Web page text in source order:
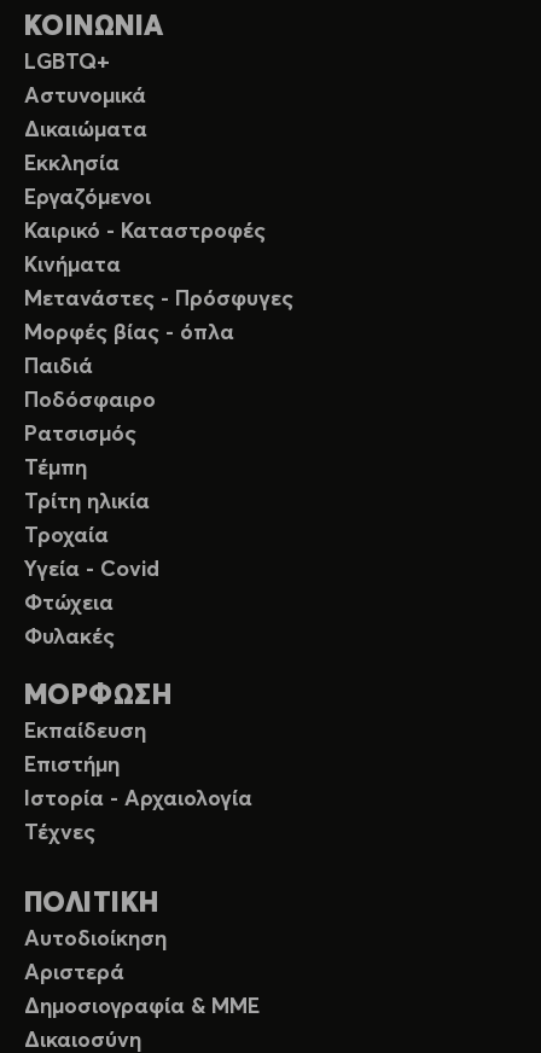
ΚΟΙΝΩΝΙΑ
LGBTQ+
Αστυνομικά
Δικαιώματα
Εκκλησία
Εργαζόμενοι
Καιρικό - Καταστροφές
Κινήματα
Μετανάστες - Πρόσφυγες
Μορφές βίας - όπλα
Παιδιά
Ποδόσφαιρο
Ρατσισμός
Τέμπη
Τρίτη ηλικία
Τροχαία
Υγεία - Covid
Φτώχεια
Φυλακές
ΜΟΡΦΩΣΗ
Εκπαίδευση
Επιστήμη
Ιστορία - Αρχαιολογία
Τέχνες
ΠΟΛΙΤΙΚΗ
Αυτοδιοίκηση
Αριστερά
Δημοσιογραφία & ΜΜΕ
Δικαιοσύνη